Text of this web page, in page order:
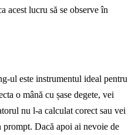
acest lucru să se observe în
ul este instrumentul ideal pentru
o mână cu șase degete, vei
nu l-a calculat corect sau vei
prompt. Dacă apoi ai nevoie de